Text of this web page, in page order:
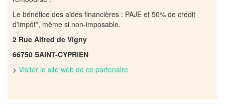
Le bénéfice des aides financières : PAJE et 50% de crédit
d'impôt*, même si non-imposable.
2 Rue Alfred de Vigny
66750 SAINT-CYPRIEN
> Visiter le site web de ce partenaire